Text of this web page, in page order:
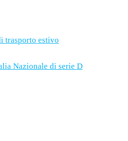
trasporto estivo
Nazionale di serie D